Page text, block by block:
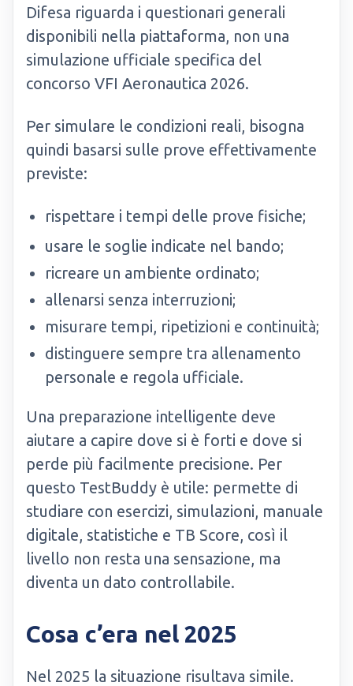
Difesa riguarda i questionari generali
disponibili nella piattaforma, non una
simulazione ufficiale specifica del
concorso VFI Aeronautica 2026.
Per simulare le condizioni reali, bisogna
quindi basarsi sulle prove effettivamente
previste:
rispettare i tempi delle prove fisiche;
usare le soglie indicate nel bando;
ricreare un ambiente ordinato;
allenarsi senza interruzioni;
misurare tempi, ripetizioni e continuità;
distinguere sempre tra allenamento
personale e regola ufficiale.
Una preparazione intelligente deve
aiutare a capire dove si è forti e dove si
perde più facilmente precisione. Per
questo TestBuddy è utile: permette di
studiare con esercizi, simulazioni, manuale
digitale, statistiche e TB Score, così il
livello non resta una sensazione, ma
diventa un dato controllabile.
Cosa c’era nel 2025
Nel 2025 la situazione risultava simile.